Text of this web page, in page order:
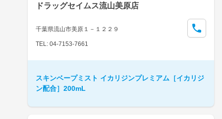
ドラッグセイムス流山美原店
千葉県流山市美原１－１２２９
TEL: 04-7153-7661
スキンベープミスト イカリジンプレミアム［イカリジ
ン配合］200mL